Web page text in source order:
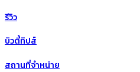
รีวิว
บิวตี้ทิปส์
สถานที่จำหน่าย